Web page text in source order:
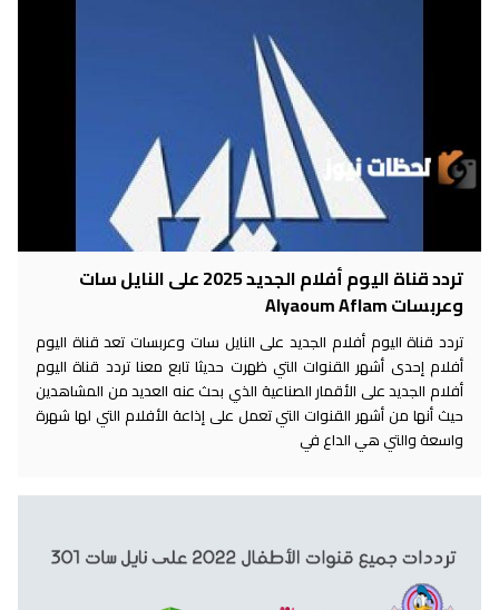
تردد قناة اليوم أفلام الجديد 2025 على النايل سات
وعربسات Alyaoum Aflam
تردد قناة اليوم أفلام الجديد على النايل سات وعربسات تعد قناة اليوم
أفلام إحدى أشهر القنوات التي ظهرت حديثا تابع معنا تردد قناة اليوم
أفلام الجديد على الأقمار الصناعية الذي بحث عنه العديد من المشاهدين
حيث أنها من أشهر القنوات التي تعمل على إذاعة الأفلام التي لها شهرة
واسعة والتي هي الداع في